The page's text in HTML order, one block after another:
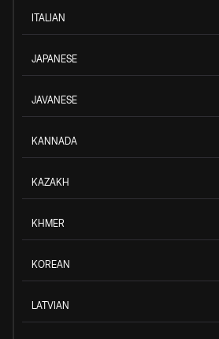
ITALIAN
JAPANESE
JAVANESE
KANNADA
KAZAKH
KHMER
KOREAN
LATVIAN